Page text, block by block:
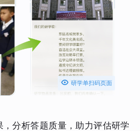
 研学单扫码页面
，分析答题质量，助力评估研学